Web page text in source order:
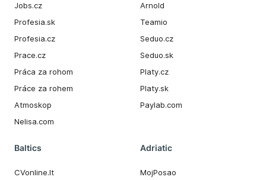
Jobs.cz
Profesia.sk
Profesia.cz
Prace.cz
Práca za rohom
Práce za rohem
Atmoskop
Nelisa.com
Arnold
Teamio
Seduo.cz
Seduo.sk
Platy.cz
Platy.sk
Paylab.com
Baltics
CVonline.lt
Adriatic
MojPosao